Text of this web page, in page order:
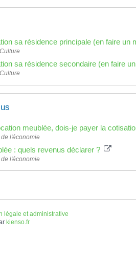
sa résidence principale (en faire un
sa résidence secondaire (en faire
meublée, dois-je payer la
l'économie
: quels revenus déclarer ?
l'économie
légale et administrative
kienso.fr